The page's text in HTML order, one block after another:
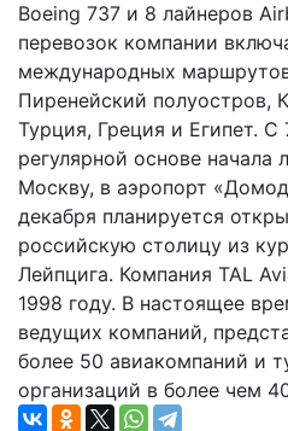
Boeing 737 и 8 лайнеров
перевозок компании
международных
Пиренейский полуостров,
Турция, Греция и Египет. С
регулярной основе начала
Москву, в аэропорт
декабря планируется
российскую столицу из
Лейпцига. Компания TAL
1998 году. В настоящее
ведущих компаний,
более 50 авиакомпаний и
организаций в более чем